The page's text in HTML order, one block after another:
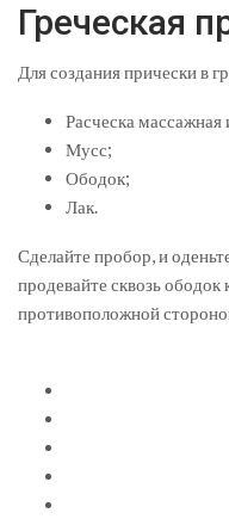
Греческая
Для создания прически в
Расческа массажная
Мусс;
Ободок;
Лак.
Сделайте пробор, и
продевайте сквозь ободок
противоположной